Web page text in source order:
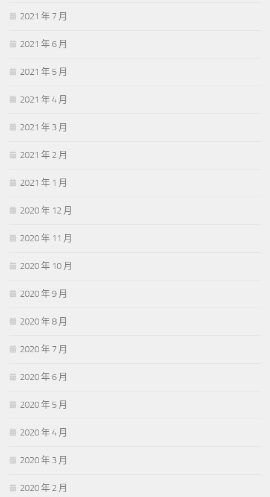
2021 年 7 月
2021 年 6 月
2021 年 5 月
2021 年 4 月
2021 年 3 月
2021 年 2 月
2021 年 1 月
2020 年 12 月
2020 年 11 月
2020 年 10 月
2020 年 9 月
2020 年 8 月
2020 年 7 月
2020 年 6 月
2020 年 5 月
2020 年 4 月
2020 年 3 月
2020 年 2 月